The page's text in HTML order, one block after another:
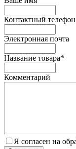
Контактный телефон
Электронная почта
Название товара*
Комментарий
Я согласен на